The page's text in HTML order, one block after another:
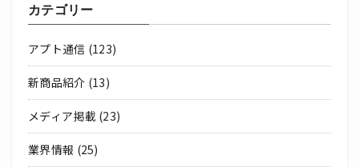
カテゴリー
アプト通信 (123)
新商品紹介 (13)
メディア掲載 (23)
業界情報 (25)